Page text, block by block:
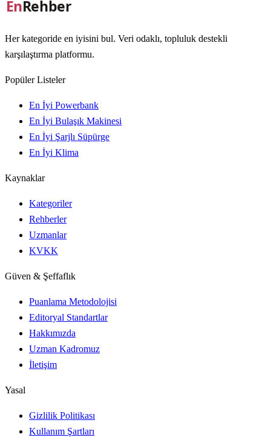
Her kategoride en iyisini bul. Veri odaklı, topluluk destekli
karşılaştırma platformu.
Popüler Listeler
En İyi Powerbank
En İyi Bulaşık Makinesi
En İyi Şarjlı Süpürge
En İyi Klima
Kaynaklar
Kategoriler
Rehberler
Uzmanlar
KVKK
Güven & Şeffaflık
Puanlama Metodolojisi
Editoryal Standartlar
Hakkımızda
Uzman Kadromuz
İletişim
Yasal
Gizlilik Politikası
Kullanım Şartları